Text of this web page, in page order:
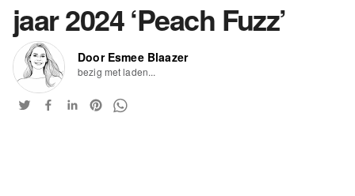
jaar 2024 ‘Peach Fuzz’
Door Esmee Blaazer
bezig met laden...